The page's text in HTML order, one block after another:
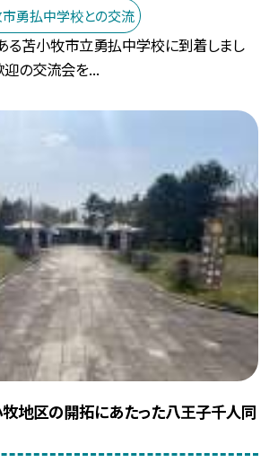
勇払中学校との交流
る苫小牧市立勇払中学校に到着しまし
迎の交流会を...
地区の開拓にあたった八王子千人同